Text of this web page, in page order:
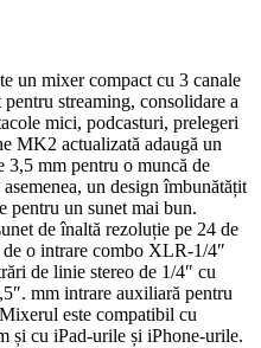
un mixer compact cu 3 canale
streaming, consolidare a
mici, podcasturi, prelegeri
MK2 actualizată adaugă un
3,5 mm pentru o muncă de
un design îmbunătățit
pentru un sunet mai bun.
de înaltă rezoluție pe 24 de
o intrare combo XLR-1/4″
de linie stereo de 1/4″ cu
mm intrare auxiliară pentru
este compatibil cu
și cu iPad-urile și iPhone-urile.